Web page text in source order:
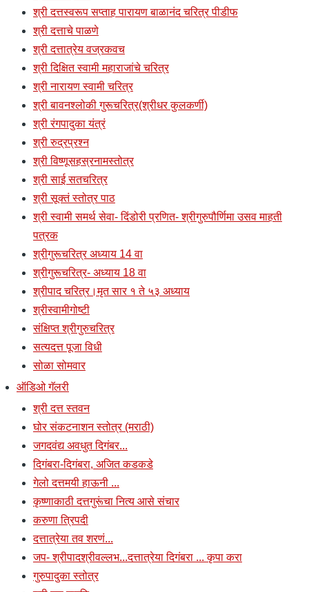
श्री दत्तस्वरूप सप्ताह पारायण बाळानंद चरित्र पीडीफ
श्री दत्ताचे पाळणे
श्री दत्तात्रेय वज्रकवच
श्री दिक्षित स्वामी महाराजांचे चरित्र
श्री नारायण स्वामी चरित्र
श्री बावनश्लोकी गुरूचरित्र(श्रीधर कुलकर्णी)
श्री रंगपादुका यंत्रं
श्री रुद्रप्रश्न
श्री विष्णूसहस्रनामस्तोत्र
श्री साई सतचरित्र
श्री सूक्तं स्तोत्र पाठ
श्री स्वामी समर्थ सेवा- दिंडोरी प्रणित- श्रीगुरुपौर्णिमा उसव माहती
पत्रक
श्रीगुरूचरित्र अध्याय 14 वा
श्रीगुरूचरित्र- अध्याय 18 वा
श्रीपाद चरित्र।मृत सार १ ते ५३ अध्याय
श्रीस्वामीगोष्टी
संक्षिप्त श्रीगुरुचरित्र
सत्यदत्त पूजा विधी
सोळा सोमवार
ऑडिओ गॅलरी
श्री दत्त स्तवन
घोर संकटनाशन स्तोत्र (मराठी)
जगदवंद्य अवधुत दिगंबर...
दिगंबरा-दिगंबरा, अजित कडकडे
गेलो दत्तमयी हाऊनी ...
कृष्णाकाठी दत्तगुरूंचा नित्य आसे संचार
करुणा त्रिपदी
दत्तात्रेया तव शरणं...
जप- श्रीपादश्रीवल्लभ...दत्तात्रेया दिगंबरा ... कृपा करा
गुरुपादुका स्तोत्र